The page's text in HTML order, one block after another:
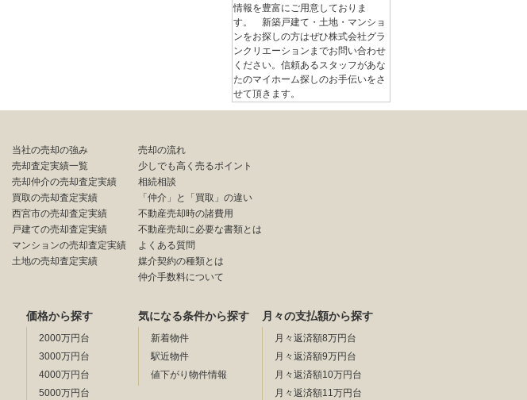
情報を豊富にご用意しておりま
す。 新築戸建て・土地・マンショ
ンをお探しの方はぜひ株式会社グラ
ンクリエーションまでお問い合わせ
ください。信頼あるスタッフがあな
たのマイホーム探しのお手伝いをさ
せて頂きます。
当社の売却の強み
売却査定実績一覧
売却仲介の売却査定実績
買取の売却査定実績
西宮市の売却査定実績
戸建ての売却査定実績
マンションの売却査定実績
土地の売却査定実績
売却の流れ
少しでも高く売るポイント
相続相談
「仲介」と「買取」の違い
不動産売却時の諸費用
不動産売却に必要な書類とは
よくある質問
媒介契約の種類とは
仲介手数料について
価格から探す
2000万円台
3000万円台
4000万円台
5000万円台
気になる条件から探す
新着物件
駅近物件
値下がり物件情報
月々の支払額から探す
月々返済額8万円台
月々返済額9万円台
月々返済額10万円台
月々返済額11万円台